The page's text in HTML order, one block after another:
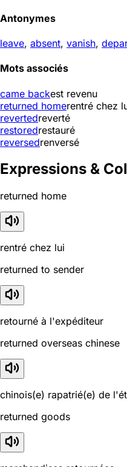
Antonymes
leave, absent, vanish,
Mots associés
came backest revenu
returned homerentré chez
revertedreverté
restoredrestauré
reversedrenversé
Expressions &
returned home
rentré chez lui
returned to sender
retourné à l'expéditeur
returned overseas chinese
chinois(e) rapatrié(e) de
returned goods